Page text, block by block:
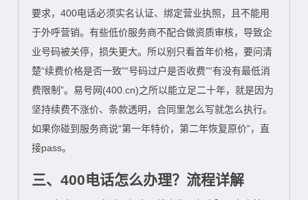
要求，400电话必须实名认证、绑定营业执照，且不能用
于外呼营销。有些低价服务商不配合做资质审核，导致企
业号码被关停，损失更大。所以别只看首年价格，要问清
楚“续费价格是否一致”“号码过户是否收费”“有没有最低消
费限制”。易号网(400.cn)之所以能立足二十年，就是因为
坚持续费不涨价、条款透明，合同里怎么写就怎么执行。
如果你碰到服务商说“第一年特价，第二年恢复原价”，直
接pass。
三、400电话怎么办理？流程详解